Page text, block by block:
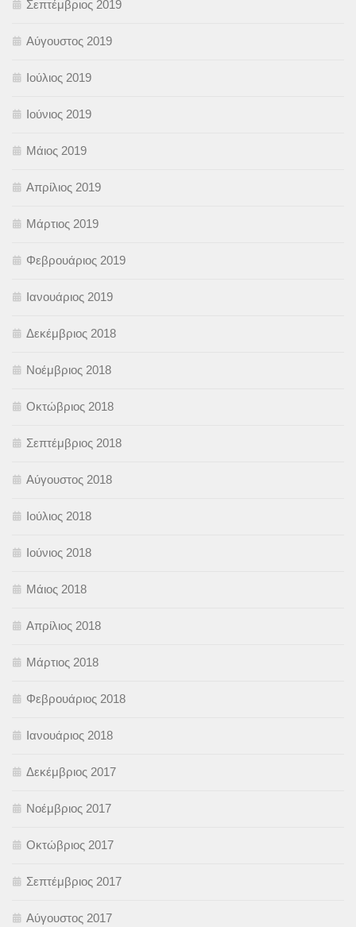
Σεπτέμβριος 2019
Αύγουστος 2019
Ιούλιος 2019
Ιούνιος 2019
Μάιος 2019
Απρίλιος 2019
Μάρτιος 2019
Φεβρουάριος 2019
Ιανουάριος 2019
Δεκέμβριος 2018
Νοέμβριος 2018
Οκτώβριος 2018
Σεπτέμβριος 2018
Αύγουστος 2018
Ιούλιος 2018
Ιούνιος 2018
Μάιος 2018
Απρίλιος 2018
Μάρτιος 2018
Φεβρουάριος 2018
Ιανουάριος 2018
Δεκέμβριος 2017
Νοέμβριος 2017
Οκτώβριος 2017
Σεπτέμβριος 2017
Αύγουστος 2017